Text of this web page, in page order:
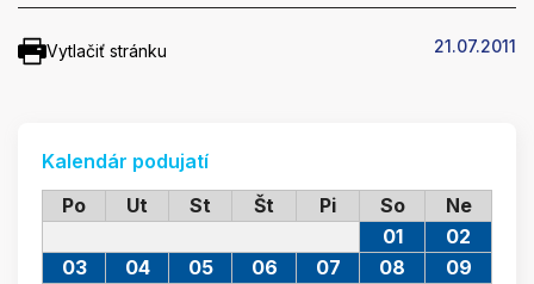
Vytlačiť stránku 21.07.2011
Kalendár podujatí
Po
Ut St Št Pi So Ne
01
02
03
04 05 06 07 08
09